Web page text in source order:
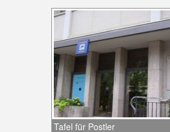
Tafel für Postler